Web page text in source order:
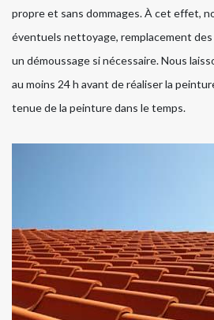
propre et sans dommages. À cet effet,
éventuels nettoyage, remplacement
un démoussage si nécessaire. Nous
au moins 24 h avant de réaliser la
tenue de la peinture dans le temps.